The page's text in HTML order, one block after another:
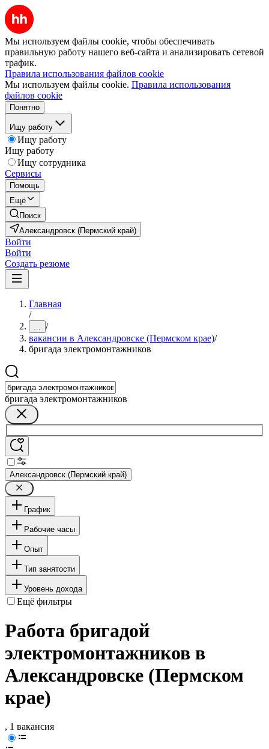
Мы используем файлы cookie, чтобы обеспечивать
правильную работу нашего веб-сайта и анализировать сетевой
трафик.
Правила использования файлов cookie
Мы используем файлы cookie. Правила использования
файлов cookie
Понятно
Ищу работу
Ищу работу
Ищу работу
Ищу сотрудника
Сервисы
Помощь
Ещё
Поиск
Александровск (Пермский край)
Войти
Войти
Создать резюме
Главная
/
... /
вакансии в Александровске (Пермском крае)/
бригада электромонтажников
бригада электромонтажников
Александровск (Пермский край)
График
Рабочие часы
Опыт
Тип занятости
Уровень дохода
Ещё фильтры
Работа бригадой
электромонтажников в
Александровске (Пермском
крае)
, 1 вакансия